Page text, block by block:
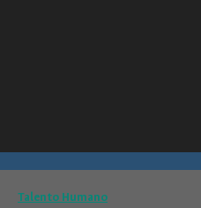
Talento Humano